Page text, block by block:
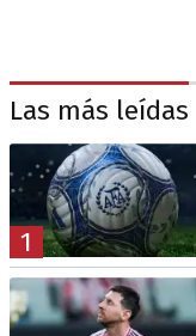
Las más leídas
1